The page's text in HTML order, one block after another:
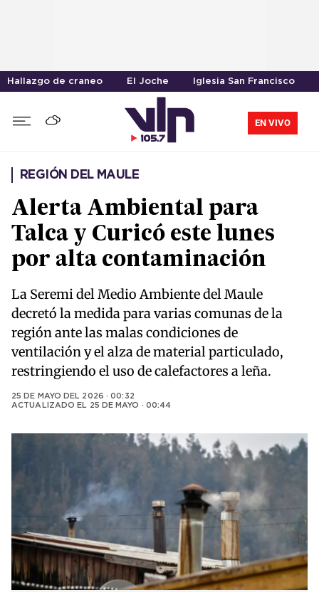
Hallazgo de craneo El Joche Iglesia San Francisco
EN VIVO
REGIÓN DEL MAULE
Alerta Ambiental para
Talca y Curicó este lunes
por alta contaminación
La Seremi del Medio Ambiente del Maule
decretó la medida para varias comunas de la
región ante las malas condiciones de
ventilación y el alza de material particulado,
restringiendo el uso de calefactores a leña.
25 DE MAYO DEL 2026 · 00:32
ACTUALIZADO EL 25 DE MAYO · 00:44